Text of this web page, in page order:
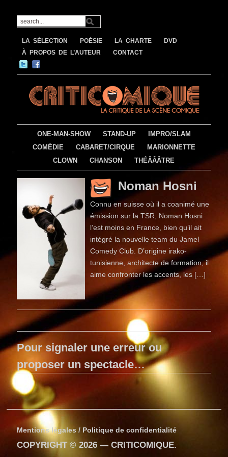
LA SÉLECTION POÉSIE LA CHARTE
DVD
À PROPOS DE L’AUTEUR
CONTACT
ONE-MAN-SHOW STAND-UP
IMPRO/SLAM
COMÉDIE
CABARET/CIRQUE
MARIONNETTE
CLOWN
CHANSON THÉÂÂÂTRE
Noman Hosni
Connu en suisse où il a coanimé une
émission sur la TSR, Noman Hosni
l’est moins en France, bien qu’il ait
intégré la nouvelle team du Jamel
Comedy Club. D’origine irako-
tunisienne, architecte de formation, il
aime confronter les accents, les […]
Pour signaler une erreur ou
proposer un spectacle…
Mentions légales / Politique de confidentialité
COPYRIGHT © 2026 —CRITICOMIQUE.